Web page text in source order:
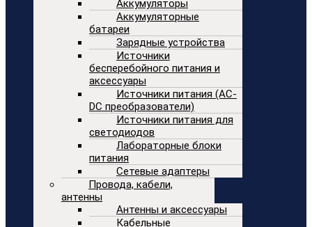
Аккумуляторы
Аккумуляторные
батареи
Зарядные устройства
Источники
бесперебойного питания и
аксессуары
Источники питания (AC-
DC преобразователи)
Источники питания для
светодиодов
Лабораторные блоки
питания
Сетевые адаптеры
Провода, кабели,
антенны
Антенны и аксессуары
Кабельные